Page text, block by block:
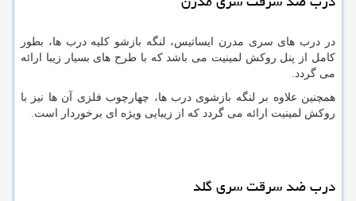
در درب های سری مدرن ایساتیس، لنگه بازشو کلیه درب ها، بطور
کامل از پنل روکش لمینیت می باشد که با طرح های بسیار زیبا ارائه
می گردد.
همچنین علاوه بر لنگه بازشوی درب ها، چهارچوب فلزی آن ها نیز با
روکش لمینیت ارائه می گردد که از زیبایی ویژه ای برخوردار است.
درب ضد سرقت سری گلد